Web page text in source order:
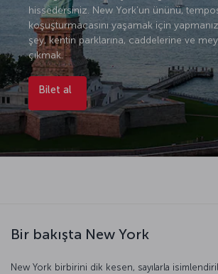
hissedersiniz. New York’un ününü,
koşuşturmacasını yaşamak için
şey, kentin parklarına, caddelerine ve
çıkmak.
Bilet al
Bir bakışta New York
New York birbirini dik kesen, sayılarla